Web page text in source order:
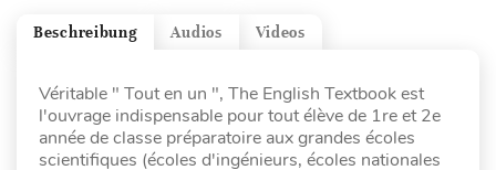
Videos
Audios
Beschreibung
Véritable " Tout en un ", The English Textbook est
l'ouvrage indispensable pour tout élève de 1re et 2e
année de classe préparatoire aux grandes écoles
scientifiques (écoles d'ingénieurs, écoles nationales